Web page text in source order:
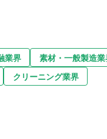
業界
素材・一般製造
クリーニング業界